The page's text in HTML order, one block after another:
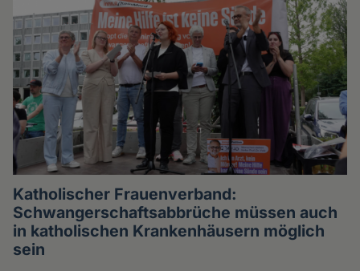
Katholischer Frauenverband:
Schwangerschaftsabbrüche müssen auch
in katholischen Krankenhäusern möglich
sein